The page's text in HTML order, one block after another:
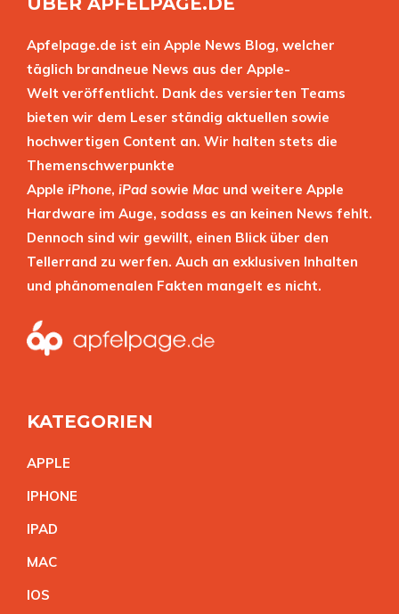
Apfelpage.de ist ein Apple News Blog, welcher
täglich brandneue News aus der Apple-
Welt veröffentlicht. Dank des versierten Teams
bieten wir dem Leser ständig aktuellen sowie
hochwertigen Content an. Wir halten stets die
Themenschwerpunkte
Apple iPhone, iPad sowie Mac und weitere Apple
Hardware im Auge, sodass es an keinen News fehlt.
Dennoch sind wir gewillt, einen Blick über den
Tellerrand zu werfen. Auch an exklusiven Inhalten
und phänomenalen Fakten mangelt es nicht.
KATEGORIEN
APPLE
IPHONE
IPAD
MAC
IOS